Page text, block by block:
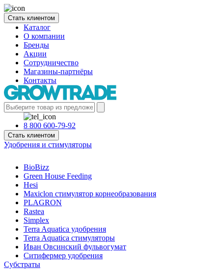
Стать клиентом
Каталог
О компании
Бренды
Акции
Сотрудничество
Магазины-партнёры
Контакты
8 800 600-79-92
Стать клиентом
Удобрения и стимуляторы
BioBizz
Green House Feeding
Hesi
Maxiclon стимулятор корнеобразования
PLAGRON
Rastea
Simplex
Terra Aquatica удобрения
Terra Aquatica стимуляторы
Иван Овсинский фульвогумат
Ситифермер удобрения
Субстраты